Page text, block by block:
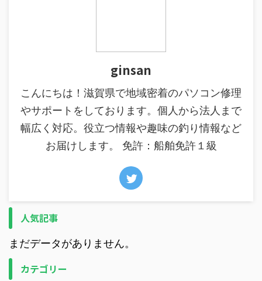
ginsan
こんにちは！滋賀県で地域密着のパソコン修理
やサポートをしております。個人から法人まで
幅広く対応。役立つ情報や趣味の釣り情報など
お届けします。 免許：船舶免許１級
人気記事
まだデータがありません。
カテゴリー